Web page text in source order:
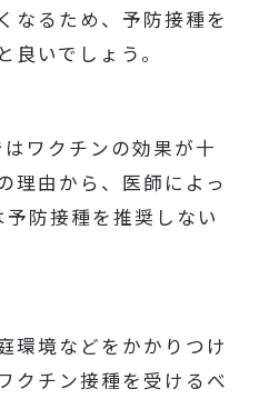
なるため、予防接種を
いでしょう。
ワクチンの効果が十
理由から、医師によっ
防接種を推奨しない
環境などをかかりつけ
クチン接種を受けるべ